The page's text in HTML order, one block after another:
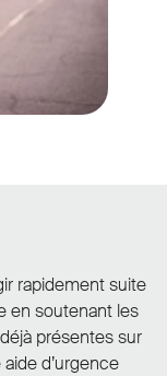
rapidement suite
en soutenant les
présentes sur
d’urgence